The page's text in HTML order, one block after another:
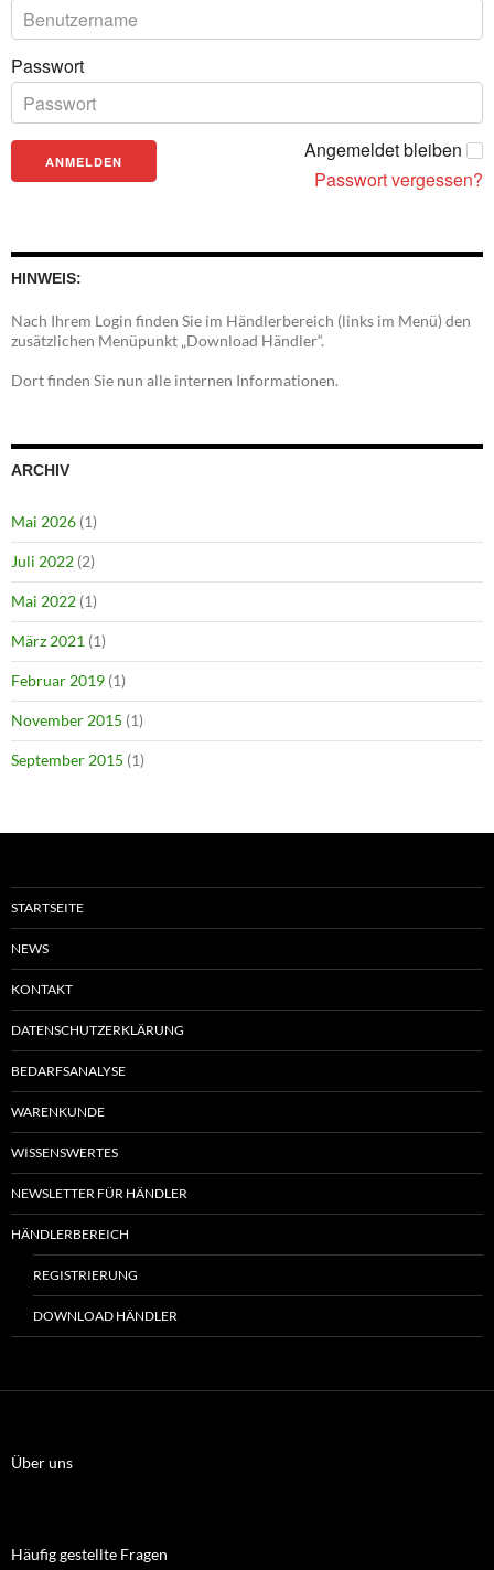
Passwort
Angemeldet bleiben
Passwort vergessen?
HINWEIS:
Nach Ihrem Login finden Sie im Händlerbereich (links im Menü) den
zusätzlichen Menüpunkt „Download Händler“.
Dort finden Sie nun alle internen Informationen.
ARCHIV
Mai 2026 (1)
Juli 2022 (2)
Mai 2022 (1)
März 2021 (1)
Februar 2019 (1)
November 2015 (1)
September 2015 (1)
STARTSEITE
NEWS
KONTAKT
DATENSCHUTZERKLÄRUNG
BEDARFSANALYSE
WARENKUNDE
WISSENSWERTES
NEWSLETTER FÜR HÄNDLER
HÄNDLERBEREICH
REGISTRIERUNG
DOWNLOAD HÄNDLER
Über uns
Häufig gestellte Fragen